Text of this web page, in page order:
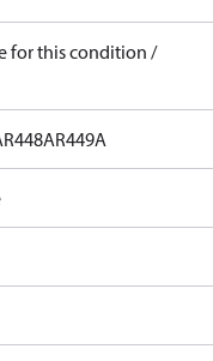
for this condition /
R448AR449A